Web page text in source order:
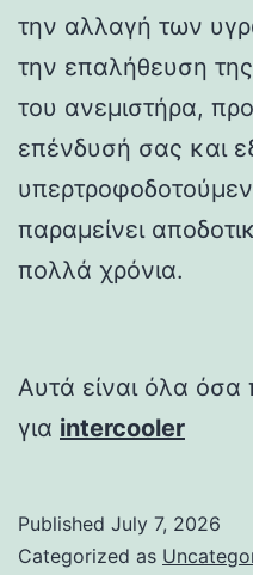
την αλλαγή των
την επαλήθευση
του ανεμιστήρα,
επένδυσή σας και
παραμείνει
πολλά χρόνια.
Αυτά είναι όλα όσα
για intercooler
Published July 7, 2026
Categorized as